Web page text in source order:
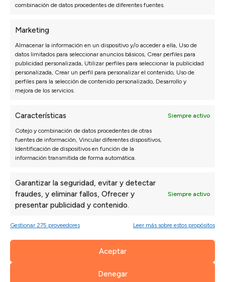
combinación de datos procedentes de diferentes fuentes.
Marketing
Almacenar la información en un dispositivo y/o acceder a ella, Uso de
datos limitados para seleccionar anuncios básicos, Crear perfiles para
publicidad personalizada, Utilizar perfiles para seleccionar la publicidad
personalizada, Crear un perfil para personalizar el contenido, Uso de
perfiles para la selección de contenido personalizado, Desarrollo y
mejora de los servicios.
Características Siempre activo
Cotejo y combinación de datos procedentes de otras
fuentes de información, Vincular diferentes dispositivos,
Identificación de dispositivos en función de la
información transmitida de forma automática.
Garantizar la seguridad, evitar y detectar
fraudes, y eliminar fallos, Ofrecer y
presentar publicidad y contenido.
Siempre activo
Gestionar 275 proveedores Leer más sobre estos propósitos
Aceptar
Denegar
SOFÁS
Sofás 3 Plazas a Medida
Sofás Modulares
Sillones
Sofás Cama
Sofás Rinconera
Configurador de sofás
DORMITORIO
Canapés y Somieres
Almohadas
Cabeceros de cama
Mesitas de noche
Mesas de comedor
Mesas de centro
Sillas
SOFÁS
Telas por metros
Fundas sofá
Patas para sofás